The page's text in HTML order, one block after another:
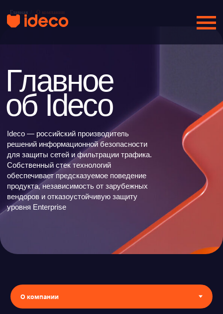
Главная О компании
об Ideco
Ideco — российский производитель
решений информационной безопасности
для защиты сетей и фильтрации трафика.
Собственный стек технологий
продукта, независимость от зарубежных
вендоров и отказоустойчивую защиту
уровня Enterprise
Вместе с участниками